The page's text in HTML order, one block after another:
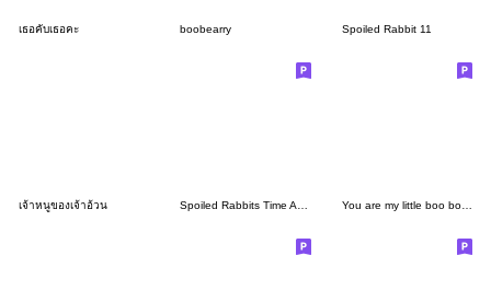
เธอคับเธอคะ boobearry Spoiled Rabbit 11
เจ้าหนูของเจ้าอ้วน You are my little boo boo | SUSUDUMDUM